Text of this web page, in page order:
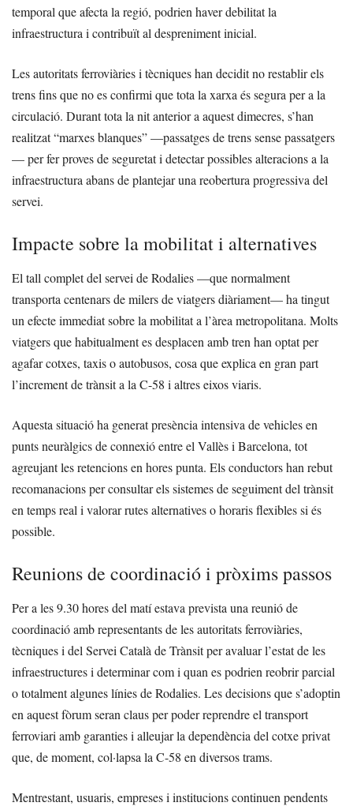
temporal que afecta la regió, podrien haver debilitat la
infraestructura i contribuït al despreniment inicial.
Les autoritats ferroviàries i tècniques han decidit no restablir els
trens fins que no es confirmi que tota la xarxa és segura per a la
circulació. Durant tota la nit anterior a aquest dimecres, s’han
realitzat “marxes blanques” —passatges de trens sense passatgers
— per fer proves de seguretat i detectar possibles alteracions a la
infraestructura abans de plantejar una reobertura progressiva del
servei.
Impacte sobre la mobilitat i alternatives
El tall complet del servei de Rodalies —que normalment
transporta centenars de milers de viatgers diàriament— ha tingut
un efecte immediat sobre la mobilitat a l’àrea metropolitana. Molts
viatgers que habitualment es desplacen amb tren han optat per
agafar cotxes, taxis o autobusos, cosa que explica en gran part
l’increment de trànsit a la C-58 i altres eixos viaris.
Aquesta situació ha generat presència intensiva de vehicles en
punts neuràlgics de connexió entre el Vallès i Barcelona, tot
agreujant les retencions en hores punta. Els conductors han rebut
recomanacions per consultar els sistemes de seguiment del trànsit
en temps real i valorar rutes alternatives o horaris flexibles si és
possible.
Reunions de coordinació i pròxims passos
Per a les 9.30 hores del matí estava prevista una reunió de
coordinació amb representants de les autoritats ferroviàries,
tècniques i del Servei Català de Trànsit per avaluar l’estat de les
infraestructures i determinar com i quan es podrien reobrir parcial
o totalment algunes línies de Rodalies. Les decisions que s’adoptin
en aquest fòrum seran claus per poder reprendre el transport
ferroviari amb garanties i alleujar la dependència del cotxe privat
que, de moment, col·lapsa la C-58 en diversos trams.
Mentrestant, usuaris, empreses i institucions continuen pendents